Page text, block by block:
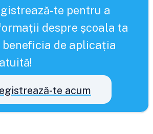
te pentru a
despre școala ta
beneficia de aplicația
te acum